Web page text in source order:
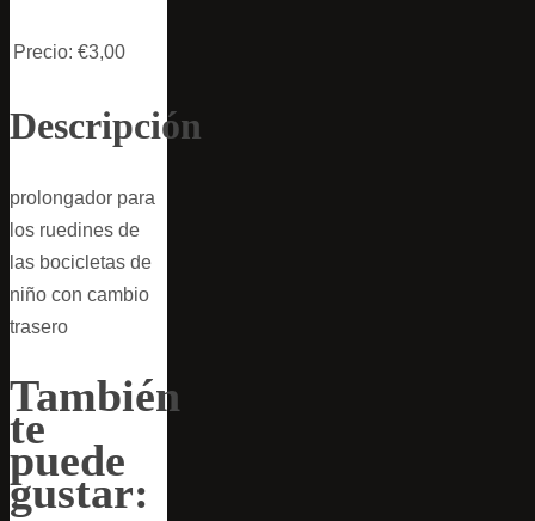
Precio: €3,00
Descripción
prolongador para
los ruedines de
las bocicletas de
niño con cambio
trasero
También
te
puede
gustar: